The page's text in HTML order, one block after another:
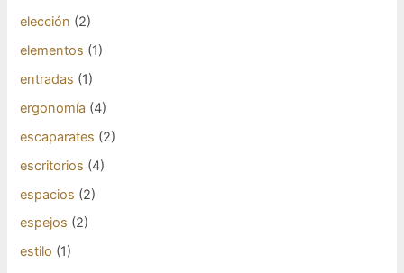
elección (2)
elementos (1)
entradas (1)
ergonomía (4)
escaparates (2)
escritorios (4)
espacios (2)
espejos (2)
estilo (1)